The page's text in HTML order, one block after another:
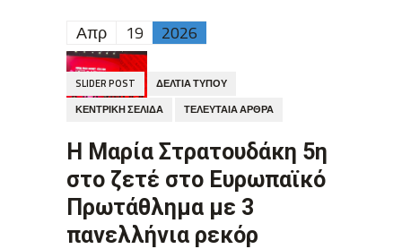
Απρ 19 2026
SLIDER POST
ΔΕΛΤΊΑ ΤΎΠΟΥ
ΚΕΝΤΡΙΚΉ ΣΕΛΊΔΑ
ΤΕΛΕΥΤΑΊΑ ΆΡΘΡΑ
Η Μαρία Στρατουδάκη 5η
στο ζετέ στο Ευρωπαϊκό
Πρωτάθλημα με 3
πανελλήνια ρεκόρ